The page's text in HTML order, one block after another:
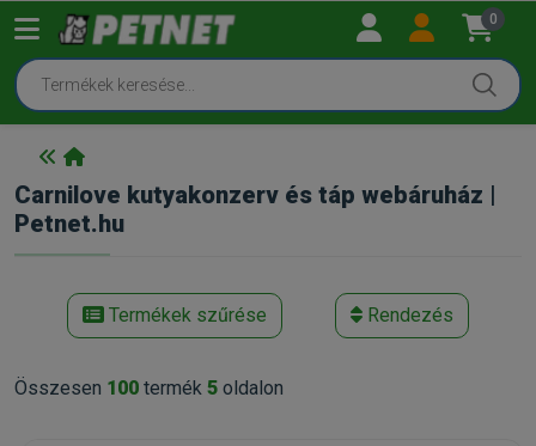
0
Carnilove kutyakonzerv és táp webáruház |
Petnet.hu
Termékek szűrése Rendezés
Összesen 100 termék 5 oldalon